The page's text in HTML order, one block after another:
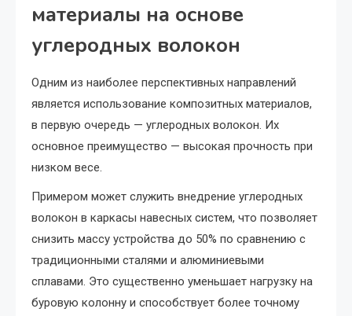
материалы на основе
углеродных волокон
Одним из наиболее перспективных направлений
является использование композитных материалов,
в первую очередь — углеродных волокон. Их
основное преимущество — высокая прочность при
низком весе.
Примером может служить внедрение углеродных
волокон в каркасы навесных систем, что позволяет
снизить массу устройства до 50% по сравнению с
традиционными сталями и алюминиевыми
сплавами. Это существенно уменьшает нагрузку на
буровую колонну и способствует более точному